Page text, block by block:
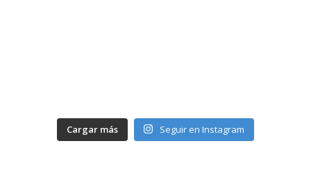
Cargar más Seguir en Instagram